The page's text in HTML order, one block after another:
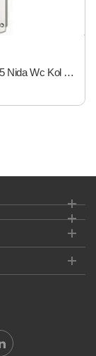
İnan AS-205 Nida Wc Kol Nik. Saten